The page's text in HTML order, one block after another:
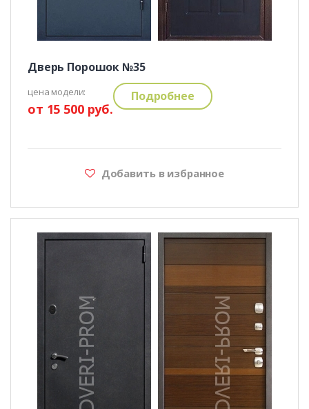
Дверь Порошок №35
цена модели:
от 15 500 руб.
Подробнее
Добавить в избранное